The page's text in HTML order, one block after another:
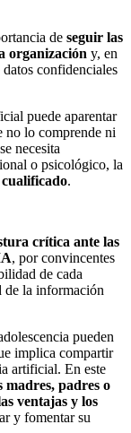
de seguir las
organización y, en
confidenciales
puede aparentar
no lo comprende ni
necesita
o psicológico, la
.
crítica ante las
, por convincentes
de cada
de la información
pueden
implica compartir
artificial. En este
madres, padres o
ventajas y los
y fomentar su